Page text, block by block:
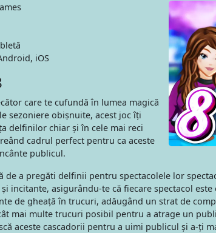
iOS
care te cufundă în lumea magică
sezoniere obișnuite, acest joc îți
delfinilor chiar și în cele mai reci
cadrul perfect pentru ca aceste
publicul.
a pregăti delfinii pentru spectacolele lor
asigurându-te că fiecare spectacol este
de gheață în trucuri, adăugând un strat de
mai multe trucuri posibil pentru a atrage un
aceste cascadorii pentru a uimi publicul și a-ți